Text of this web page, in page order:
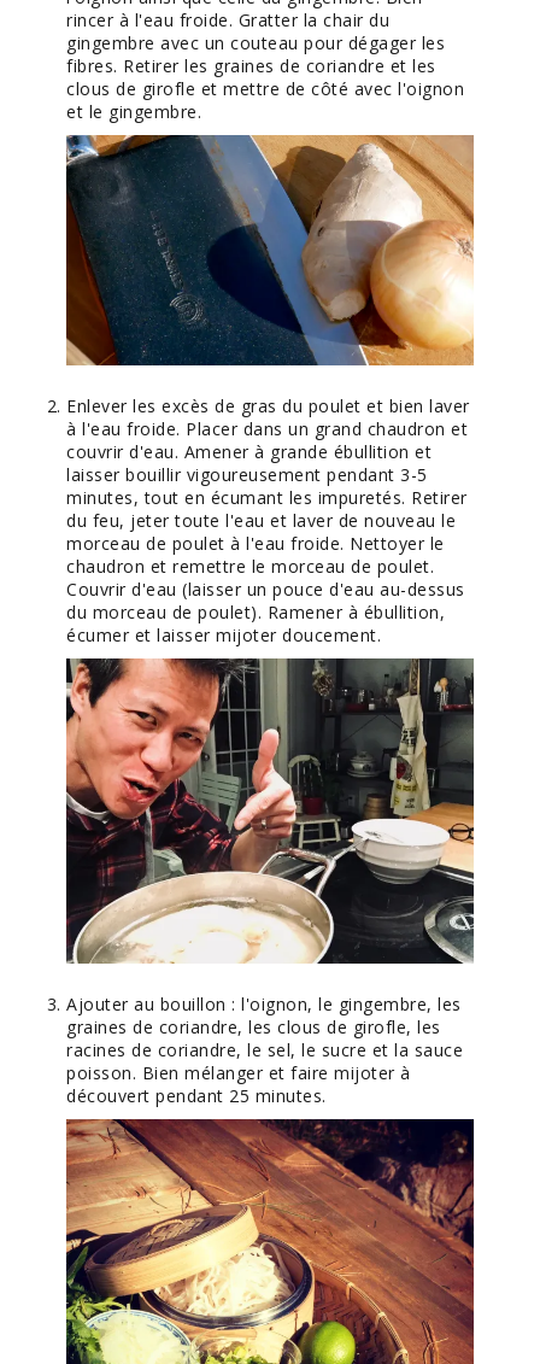
rincer à l'eau froide. Gratter la chair du
gingembre avec un couteau pour dégager les
fibres. Retirer les graines de coriandre et les
clous de girofle et mettre de côté avec l'oignon
et le gingembre.
Enlever les excès de gras du poulet et bien laver
à l'eau froide. Placer dans un grand chaudron et
couvrir d'eau. Amener à grande ébullition et
laisser bouillir vigoureusement pendant 3-5
minutes, tout en écumant les impuretés. Retirer
du feu, jeter toute l'eau et laver de nouveau le
morceau de poulet à l'eau froide. Nettoyer le
chaudron et remettre le morceau de poulet.
Couvrir d'eau (laisser un pouce d'eau au-dessus
du morceau de poulet). Ramener à ébullition,
écumer et laisser mijoter doucement.
Ajouter au bouillon : l'oignon, le gingembre, les
graines de coriandre, les clous de girofle, les
racines de coriandre, le sel, le sucre et la sauce
poisson. Bien mélanger et faire mijoter à
découvert pendant 25 minutes.